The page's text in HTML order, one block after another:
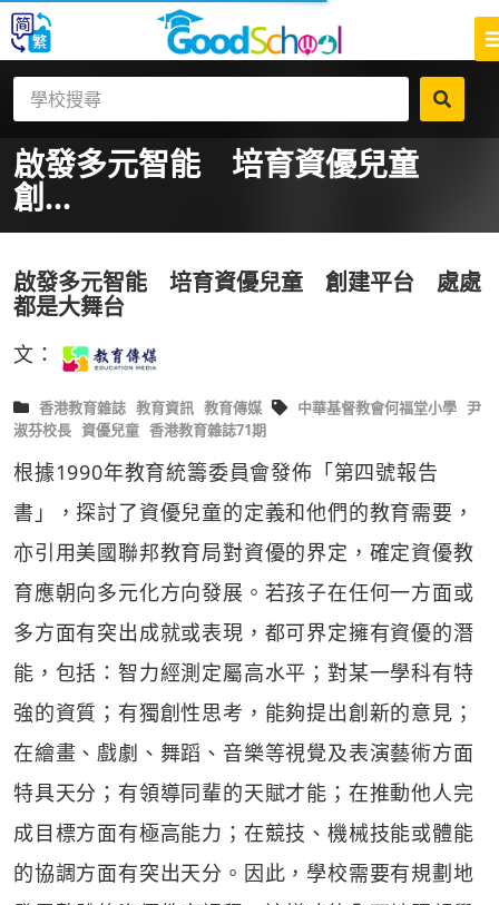
啟發多元智能 培育資優兒童
創...
啟發多元智能 培育資優兒童 創建平台 處處
都是大舞台
文：
香港教育雜誌 教育資訊 教育傳媒 中華基督教會何福堂小學 尹
淑芬校長 資優兒童 香港教育雜誌71期
根據1990年教育統籌委員會發佈「第四號報告
書」，探討了資優兒童的定義和他們的教育需要，
亦引用美國聯邦教育局對資優的界定，確定資優教
育應朝向多元化方向發展。若孩子在任何一方面或
多方面有突出成就或表現，都可界定擁有資優的潛
能，包括：智力經測定屬高水平；對某一學科有特
強的資質；有獨創性思考，能夠提出創新的意見；
在繪畫、戲劇、舞蹈、音樂等視覺及表演藝術方面
特具天分；有領導同輩的天賦才能；在推動他人完
成目標方面有極高能力；在競技、機械技能或體能
的協調方面有突出天分。因此，學校需要有規劃地